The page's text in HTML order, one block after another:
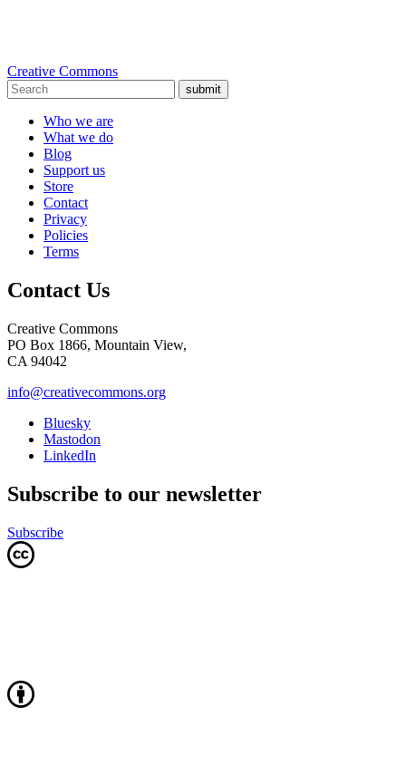
Creative Commons
submit
Who we are
What we do
Blog
Support us
Store
Contact
Privacy
Policies
Terms
Contact Us
Creative Commons
PO Box 1866, Mountain View,
CA 94042
info@creativecommons.org
Bluesky
Mastodon
LinkedIn
Subscribe to our newsletter
Subscribe